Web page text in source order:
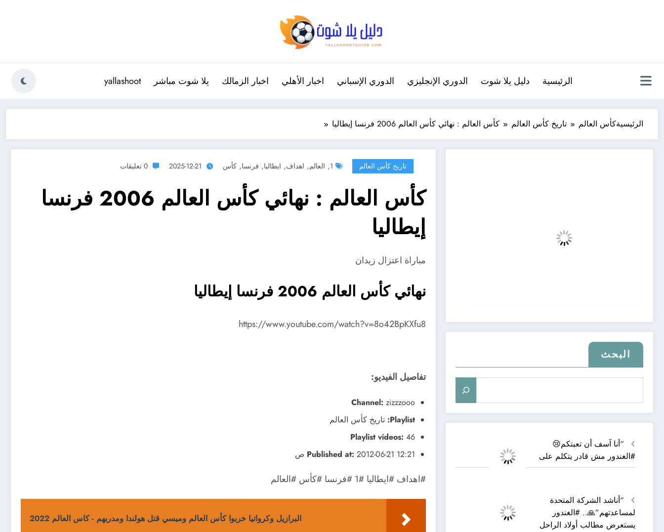
الرئيسية دليل يلا شوت الدوري الإنجليزي الدوري الإسباني اخبار الأهلي اخبار الزمالك يلا شوت مباشر yallashoot
الرئيسيةكأس العالم تاريخ كأس العالم كأس العالم : نهائي كأس العالم 2006 فرنسا إيطاليا
البحث
“أنا آسف أن تعبتكم😢
#الغندور مش قادر يتكلم على
“أناشد الشركة المتحدة
لمساعدتهم”🙏.. #الغندور
يستعرض مطالب أولاد الراحل
تاريخ كأس العالم 1
, العالم, اهداف, ايطاليا, فرنسا,كأس 2025-12-21 0 تعليقات
كأس العالم : نهائي كأس العالم 2006 فرنسا
إيطاليا
مباراة اعتزال زيدان
نهائي كأس العالم 2006 فرنسا إيطاليا
https://www.youtube.com/watch?v=8o42BpKXfu8
تفاصيل الفيديو:
Channel: zizzzooo
Playlist: تاريخ كأس العالم
Playlist videos: 46
Published at: 2012-06-21 12:21 ص
#اهداف #ايطاليا #1 #فرنسا #كأس #العالم
البرازيل وكرواتيا خربوا كأس العالم وميسي قتل هولندا ومدربهم - كاس العالم 2022